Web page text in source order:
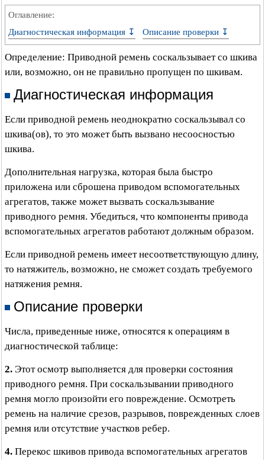
Оглавление:
Диагностическая информация ↧
Описание проверки ↧
Определение: Приводной ремень соскальзывает со шкива
или, возможно, он не правильно пропущен по шкивам.
Диагностическая информация
Если приводной ремень неоднократно соскальзывал со
шкива(ов), то это может быть вызвано несоосностью
шкива.
Дополнительная нагрузка, которая была быстро
приложена или сброшена приводом вспомогательных
агрегатов, также может вызвать соскальзывание
приводного ремня. Убедиться, что компоненты привода
вспомогательных агрегатов работают должным образом.
Если приводной ремень имеет несоответствующую длину,
то натяжитель, возможно, не сможет создать требуемого
натяжения ремня.
Описание проверки
Числа, приведенные ниже, относятся к операциям в
диагностической таблице:
2. Этот осмотр выполняется для проверки состояния
приводного ремня. При соскальзывании приводного
ремня могло произойти его повреждение. Осмотреть
ремень на наличие срезов, разрывов, поврежденных слоев
ремня или отсутствие участков ребер.
4. Перекос шкивов привода вспомогательных агрегатов